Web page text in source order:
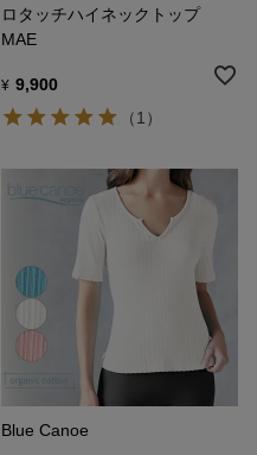
ロタッチハイネックトップ
MAE
¥ 9,900
（1）
Blue Canoe